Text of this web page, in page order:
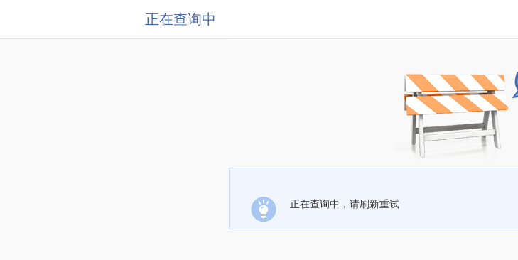
正在查询中
正在查询中，请刷新重试